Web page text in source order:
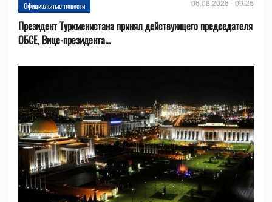
Официальные новости 06.08.2026 - 09:26
Президент Туркменистана принял действующего председателя
ОБСЕ, Вице-президента...